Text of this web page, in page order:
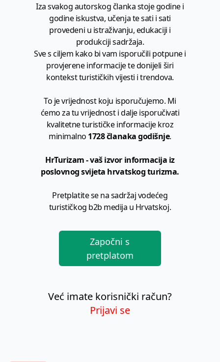
Iza svakog autorskog članka stoje godine i
godine iskustva, učenja te sati i sati
provedeni u istraživanju, edukaciji i
produkciji sadržaja.
Sve s ciljem kako bi vam isporučili potpune i
provjerene informacije te donijeli širi
kontekst turističkih vijesti i trendova.
To je vrijednost koju isporučujemo. Mi
ćemo za tu vrijednost i dalje isporučivati
kvalitetne turističke informacije kroz
minimalno 1728 članaka godišnje.
HrTurizam - vaš izvor informacija iz
poslovnog svijeta hrvatskog turizma.
Pretplatite se na sadržaj vodećeg
turističkog b2b medija u Hrvatskoj.
Započni s
pretplatom
Već imate korisnički račun?
Prijavi se